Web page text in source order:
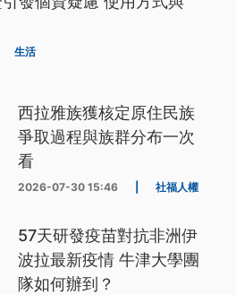
生活
西拉雅族獲核定原住民族
爭取過程與族群分布一次
看
2026-07-30 15:46 社福人權
57天研發疫苗對抗非洲伊
波拉最新疫情 牛津大學團
隊如何辦到？